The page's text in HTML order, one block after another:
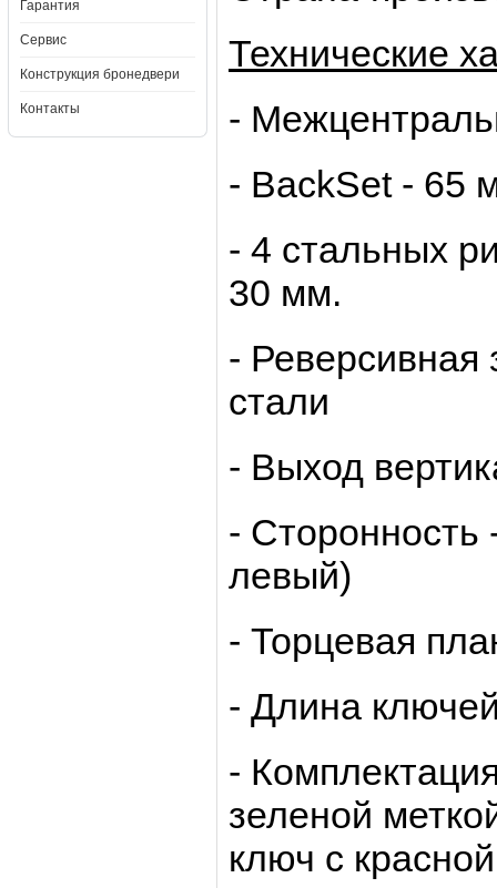
Гарантия
Сервис
Конструкция бронедвери
Контакты
Технические
-
- BackSet - 65
- 4 стальных
30 мм.
-
стали
- Выход
- Сторонность
левый)
- Торцевая
- Длина
-
зеленой
ключ с